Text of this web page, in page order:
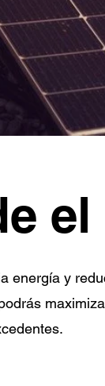
energía y